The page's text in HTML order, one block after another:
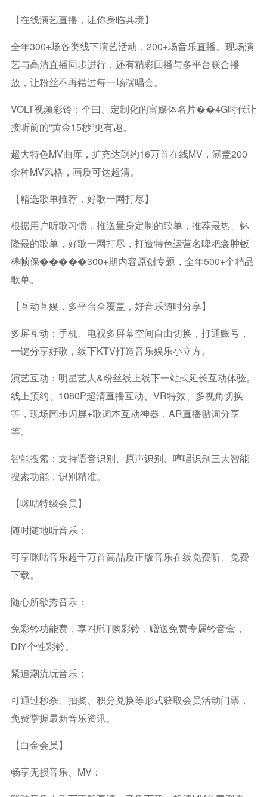
【在线演艺直播，让你身临其境】
全年300+场各类线下演艺活动，200+场音乐直播。现场演
艺与高清直播同步进行，还有精彩回播与多平台联合播
放，让粉丝不再错过每一场演唱会。
VOLT视频彩铃：个曰、定制化的富媒体名片��4G时代让
接听前的“黄金15秒”更有趣。
超大特色MV曲库，扩充达到约16万首在线MV，涵盖200
余种MV风格，画质可达超清。
【精选歌单推荐，好歌一网打尽】
根据用户听歌习惯，推送量身定制的歌单，推荐最热、钚
隆最的歌单，好歌一网打尽，打造特色运营名啤耙衾肿钣
槔帧保�����300+期内容原创专题，全年500+个精品
歌单。
【互动互娱，多平台全覆盖，好音乐随时分享】
多屏互动：手机、电视多屏幕空间自由切换，打通账号，
一键分享好歌，线下KTV打造音乐娱乐小立方。
演艺互动：明星艺人&粉丝线上线下一站式延长互动体验。
线上预约、1080P超清直播互动、VR特效、多视角切换
等，现场同步闪屏+歌词本互动神器，AR直播贴词分享
等。
智能搜索：支持语音识别、原声识别、哼唱识别三大智能
搜索功能，识别精准。
【咪咕特级会员】
随时随地听音乐：
可享咪咕音乐超千万首高品质正版音乐在线免费听、免费
下载。
随心所欲秀音乐：
免彩铃功能费，享7折订购彩铃，赠送免费专属铃音盒，
DIY个性彩铃。
紧追潮流玩音乐：
可通过秒杀、抽奖、积分兑换等形式获取会员活动门票，
免费掌握最新音乐资讯。
【白金会员】
畅享无损音乐、MV：